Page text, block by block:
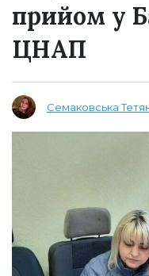
прийом у
ЦНАП
Семаковська